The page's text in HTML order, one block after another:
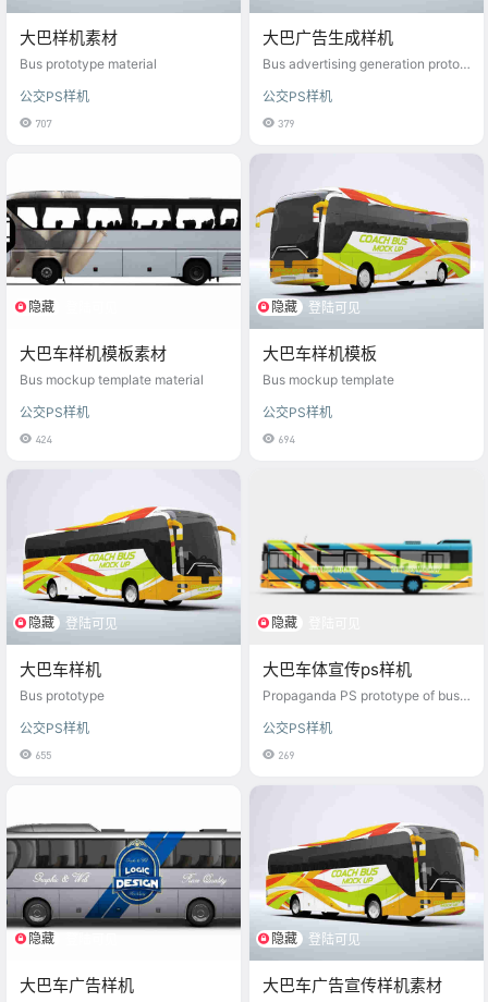
大巴样机素材
Bus prototype material
公交PS样机
707
大巴广告生成样机
Bus advertising generation protot
公交PS样机
379
隐藏
大巴车样机模板素材
Bus mockup template material
公交PS样机
424
隐藏 登陆可见
大巴车样机模板
Bus mockup template
公交PS样机
694
隐藏 登陆可见
大巴车样机
Bus prototype
公交PS样机
655
隐藏
大巴车体宣传ps样机
Propaganda PS prototype of bus b
公交PS样机
269
隐藏
大巴车广告样机
隐藏 登陆可见
大巴车广告宣传样机素材